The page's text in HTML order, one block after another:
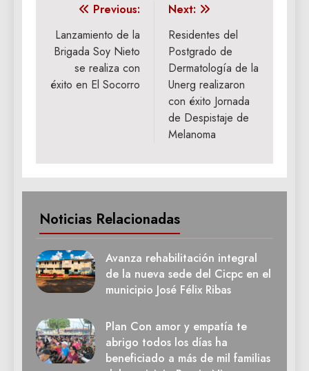
Navegación
de
entradas
Previous:
Lanzamiento de la
Brigada Soy Nieto
se realiza con
éxito en El Socorro
Next:
Residentes del
Postgrado de
Dermatología de la
Unerg realizaron
con éxito Jornada
de Despistaje de
Melanoma
Noticias Relacionadas
Avanza rehabilitación integral
de la nueva sede del Cicpc en el
municipio José Félix Ribas
Plan Con amor y empatía te
abrigo todos los días ha
beneficiado a más de mil familias